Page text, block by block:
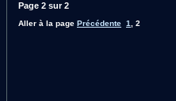
Page 2 sur2
Aller à la page Précédente 1 2